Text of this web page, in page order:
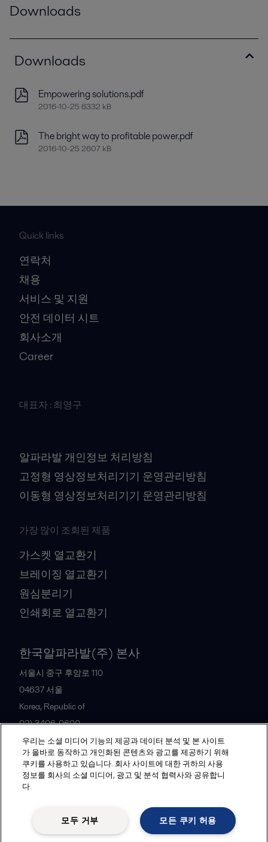
Downloads
Downloads
Empowering solutions.pdf
2016-10-25 6332 kB
The bright way to profitable power.pdf
2016-10-25 2607 kB
Quick links
연락처
채용
서비스 및 지원
안전 데이터 시트
회사소개
Career
대표자 : 최영구
알파라발 개인정보 처리방침
고정형 영상정보처리기기 운영관리방침
이동형 영상정보처리기기 운영관리방침
가장 많이 조회된 제품
가스켓 열교환기
브레이징 열교환기
원심분리기
인쇄회로 열교환기
한국알파라발(주) 본사
서울시 중구 후암로 110
04637 서울
Korea, Republic of
02) 3406-0600
All offices and partners
Follow us
Legal terms and conditions
우리는 소셜 미디어 기능의 제공과 데이터 분석 및 본 사이트
가 올바로 동작하고 개인화된 콘텐츠와 광고를 제공하기 위해
쿠키를 사용하고 있습니다. 회사 사이트에 대한 귀하의 사용
정보를 회사의 소셜 미디어, 광고 및 분석 협력사와 공유합니
다.
모든 쿠키 허용
모두 거부